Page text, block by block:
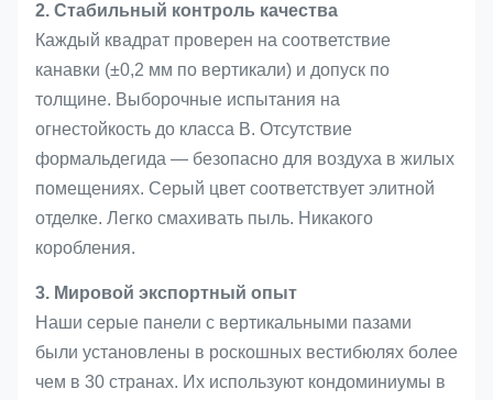
2. Стабильный контроль качества
Каждый квадрат проверен на соответствие
канавки (±0,2 мм по вертикали) и допуск по
толщине. Выборочные испытания на
огнестойкость до класса B. Отсутствие
формальдегида — безопасно для воздуха в жилых
помещениях. Серый цвет соответствует элитной
отделке. Легко смахивать пыль. Никакого
коробления.
3. Мировой экспортный опыт
Наши серые панели с вертикальными пазами
были установлены в роскошных вестибюлях более
чем в 30 странах. Их используют кондоминиумы в